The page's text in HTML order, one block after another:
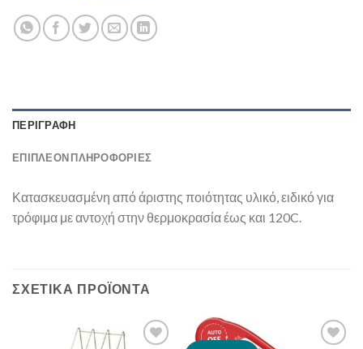
ΠΕΡΙΓΡΑΦΉ
ΕΠΙΠΛΈΟΝ ΠΛΗΡΟΦΟΡΊΕΣ
Κατασκευασμένη από άριστης ποιότητας υλικό, ειδικό για
τρόφιμα με αντοχή στην θερμοκρασία έως και 120C.
ΣΧΕΤΙΚΆ ΠΡΟΪΌΝΤΑ